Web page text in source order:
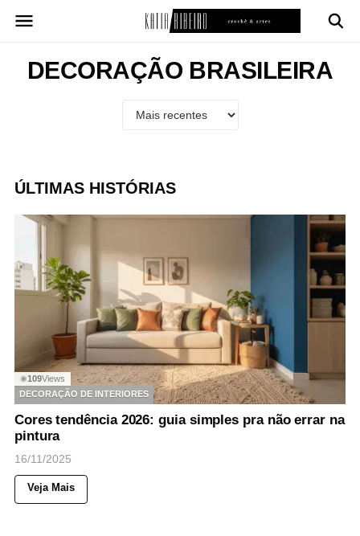
para
conteúdoDECORAÇÃO BRASILEIRA
ÚLTIMAS HISTÓRIAS
◉109Views
DECORAÇÃO DE INTERIORES
Cores tendência 2026: guia simples pra não errar na
pintura
16/11/2025
Veja Mais